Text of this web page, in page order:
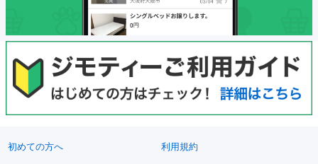
初めての方へ 利用規約